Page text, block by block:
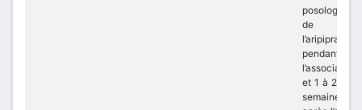
posologie
de
l’aripiprazole
pendant
l’association
et 1 à 2
semaines